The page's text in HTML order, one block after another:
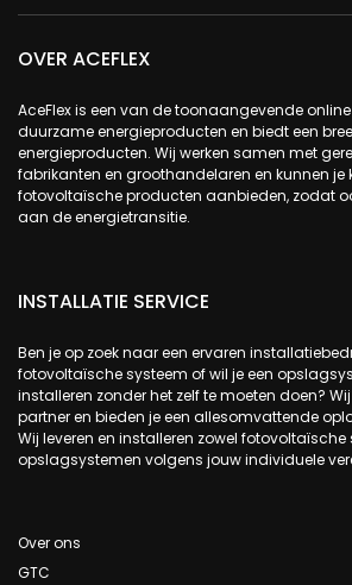
OVER ACEFLEX
AceFlex is een van de toonaangevende
duurzame energieproducten en biedt een
energieproducten. Wij werken samen met
fabrikanten en groothandelaren en kunnen je
fotovoltaïsche producten aanbieden, zodat
aan de energietransitie.
INSTALLATIE SERVICE
Ben je op zoek naar een ervaren
fotovoltaïsche systeem of wil je een
installeren zonder het zelf te moeten doen?
partner en bieden je een allesomvattende
Wij leveren en installeren zowel
opslagsystemen volgens jouw individuele
Over ons
GTC